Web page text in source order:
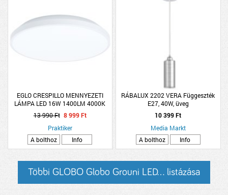
EGLO CRESPILLO MENNYEZETI
LÁMPA LED 16W 1400LM 4000K
D:24CM FEHÉR
13 990 Ft 8 999 Ft
Praktiker
A bolthoz
Info
RÁBALUX 2202 VERA Függeszték
E27, 40W, üveg
10 399 Ft
Media Markt
A bolthoz
Info
Többi GLOBO Globo Grouni LED... listázása